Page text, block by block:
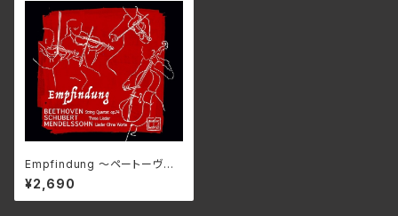
Empfindung ～ペートーヴェ
ン、ジューベルト。メンデルスソー
ン/ベドリッシュ弦楽四重奏団
BR-291210(仕様:CD)
¥2,690